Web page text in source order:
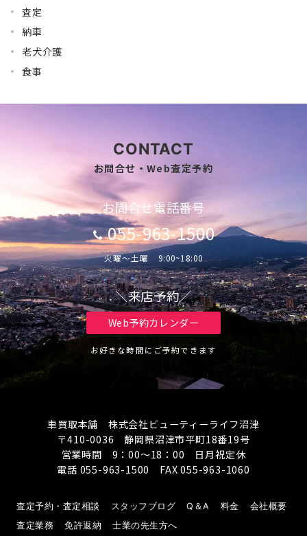
査定
納車
老犬介護
食事
CONTACT
お問合せ・Web査定予約
お問合せ電話番号
055-963-1500
火曜～土曜 9:00~18:00
＼来店予約／
Web予約カレンダー
お好きな時間にご予約できます
車買取本舗 株式会社ビューティーライフ沼津
〒410-0036 静岡県沼津市平町18番19号
営業時間 9：00～18：00 日月祝定休
電話 055-963-1500 FAX 055-963-1060
査定予約・査定相談 スタッフブログ Q＆A 料金
会社概要
査定業務
免許返納 士業の先生方へ